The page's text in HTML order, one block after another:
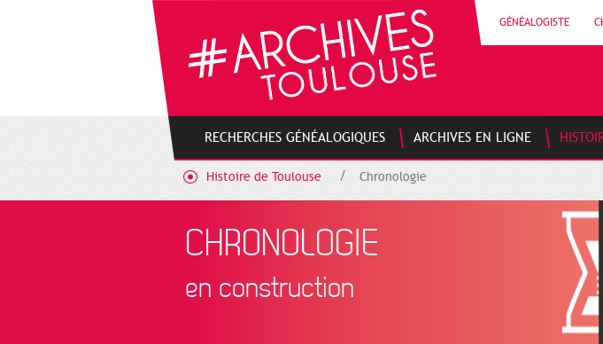
GÉNÉALOGISTE
RECHERCHES GÉNÉALOGIQUES ARCHIVES EN LIGNE
Histoire de Toulouse Chronologie
CHRONOLOGIE
en construction
Cookies management panel